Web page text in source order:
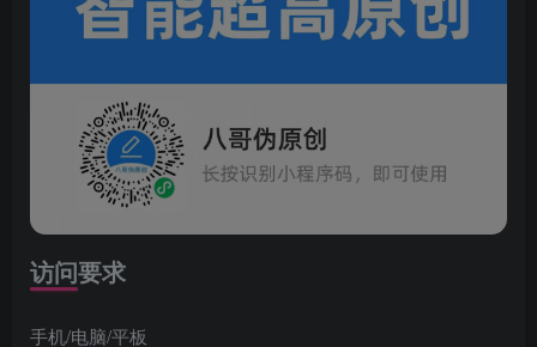
访问要求
手机/电脑/平板